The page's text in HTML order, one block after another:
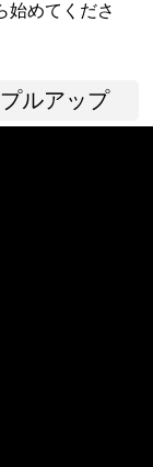
始めてくださ
ルアップ